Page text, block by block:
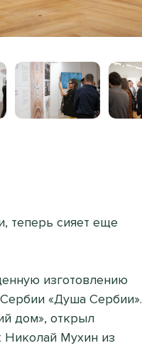
теперь сияет еще
изготовлению
«Душа Сербии».
дом», открыл
Николай Мухин из